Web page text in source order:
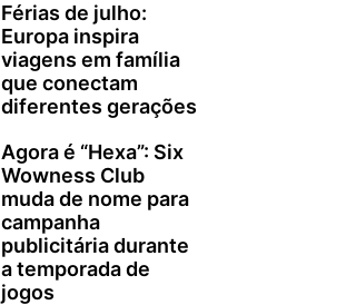
Férias de julho:
Europa inspira
viagens em família
que conectam
diferentes gerações
Agora é “Hexa”: Six
Wowness Club
muda de nome para
campanha
publicitária durante
a temporada de
jogos